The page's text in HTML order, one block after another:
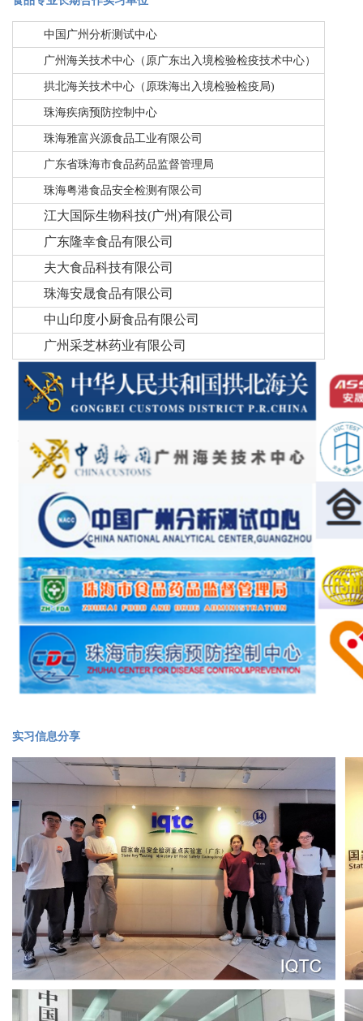
中国广州分析测试中心
广州海关技术中心（原广东出入境检验检疫技术中心）
拱北海关技术中心（原珠海出入境检验检疫局)
珠海疾病预防控制中心
珠海雅富兴源食品工业有限公司
广东省珠海市食品药品监督管理局
珠海粤港食品安全检测有限公司
江大国际生物科技(广州)有限公司
广东隆幸食品有限公司
夫大食品科技有限公司
珠海安晟食品有限公司
中山印度小厨食品有限公司
广州采芝林药业有限公司
实习信息分享